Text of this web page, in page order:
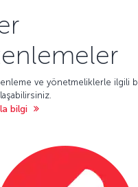
ve yönetmeliklerle ilgili
bilgi